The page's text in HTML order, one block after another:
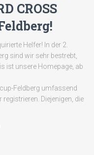
CROSS
Helfer! In der 2.
sind wir sehr bestrebt,
ist unsere Homepage, ab
Feldberg umfassend
Diejenigen, die